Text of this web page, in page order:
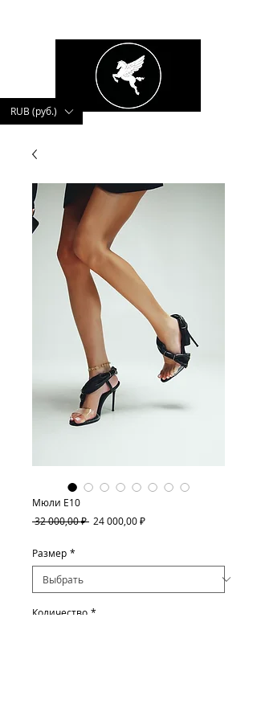
RUB (руб.)
Мюли E10
32 000,00 ₽ Обычная
24 000,00 ₽Спеццена
Размер *
Количество *